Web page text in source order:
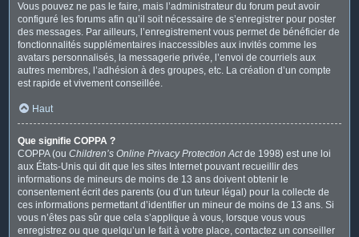
Vous pouvez ne pas le faire, mais l’administrateur du forum peut avoir
configuré les forums afin qu’il soit nécessaire de s’enregistrer pour poster
des messages. Par ailleurs, l’enregistrement vous permet de bénéficier de
fonctionnalités supplémentaires inaccessibles aux invités comme les
avatars personnalisés, la messagerie privée, l’envoi de courriels aux
autres membres, l’adhésion à des groupes, etc. La création d’un compte
est rapide et vivement conseillée.
Haut
Que signifie COPPA ?
COPPA (ou Children’s Online Privacy Protection Actde 1998) est une loi
aux États-Unis qui dit que les sites Internet pouvant recueillir des
informations de mineurs de moins de 13 ans doivent obtenir le
consentement écrit des parents (ou d’un tuteur légal) pour la collecte de
ces informations permettant d’identifier un mineur de moins de 13 ans. Si
vous n’êtes pas sûr que cela s’applique à vous, lorsque vous vous
enregistrez ou que quelqu’un le fait à votre place, contactez un conseiller